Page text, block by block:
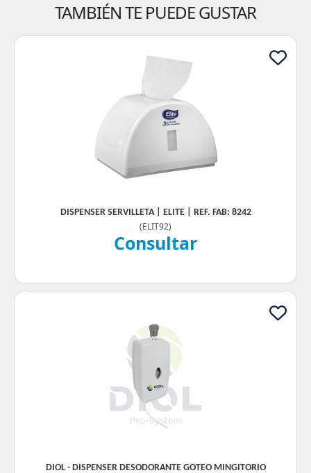
TAMBIÉN TE PUEDE GUSTAR
DISPENSER SERVILLETA | ELITE | REF. FAB: 8242
(ELIT92)
Consultar
DIOL - DISPENSER DESODORANTE GOTEO MINGITORIO